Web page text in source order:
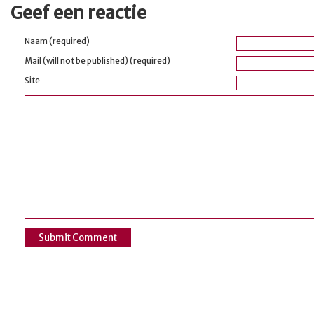
Geef een reactie
Naam (required)
Mail (will not be published) (required)
Site